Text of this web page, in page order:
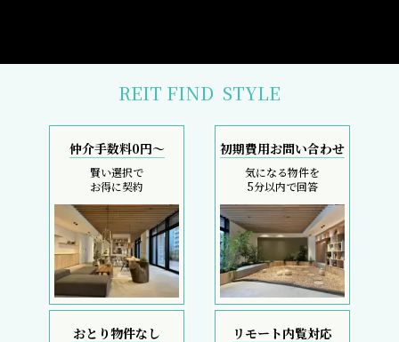
REIT FIND STYLE
仲介手数料0円～
賢い選択で
お得に契約
初期費用お問い合わせ
気になる物件を
5分以内で回答
おとり物件なし リモート内覧対応